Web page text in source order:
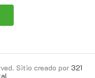
Sitio creado por 321